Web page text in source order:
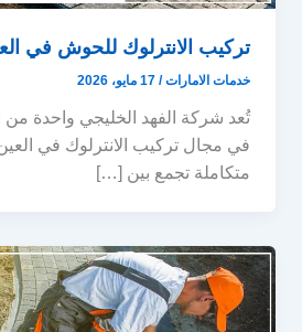
تركيب الانترلوك للحوش في
خدمات الامارات/17 مايو، 2026
تُعد شركة الفهد الخليجي واحدة من
في مجال تركيب الانترلوك في
متكاملة تجمع بين […]